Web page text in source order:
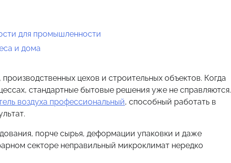
для промышленности
и дома
цехов и строительных объектов. Когда
стандартные бытовые решения уже не справляются.
воздуха профессиональный, способный работать в
порче сырья, деформации упаковки и даже
секторе неправильный микроклимат нередко